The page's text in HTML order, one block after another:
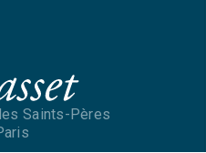
Saints-Pères